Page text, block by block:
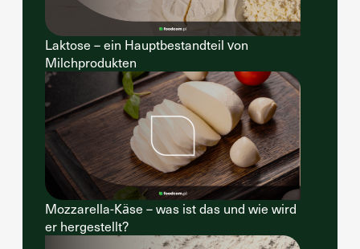
Laktose – ein Hauptbestandteil von
Milchprodukten
Mozzarella-Käse – was ist das und wie wird
er hergestellt?